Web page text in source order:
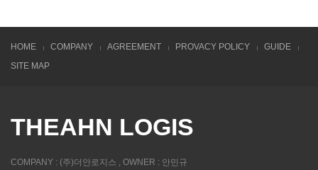
HOME COMPANY AGREEMENT PROVACY POLICY
GUIDE
SITE MAP
THEAHN LOGIS
COMPANY : (주)더안로지스 , OWNER : 안민규